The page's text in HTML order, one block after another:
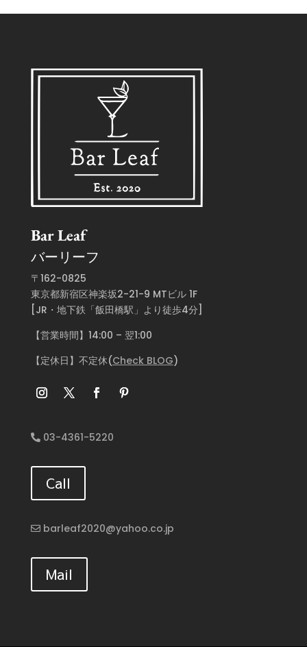
Bar Leaf
バーリーフ
〒162-0825
東京都新宿区神楽坂2-21-9 MTビル 1F
[JR・地下鉄「飯田橋駅」より徒歩4分]
【営業時間】14:00 – 翌1:00
【定休日】不定休(Check BLOG)
03-4361-5220
Call
barleaf2020@yahoo.co.jp
Mail